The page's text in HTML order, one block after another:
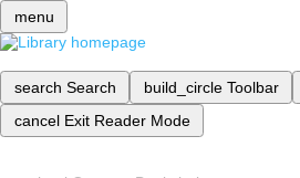
menu
search Search build_circle Toolbar
cancel Exit Reader Mode